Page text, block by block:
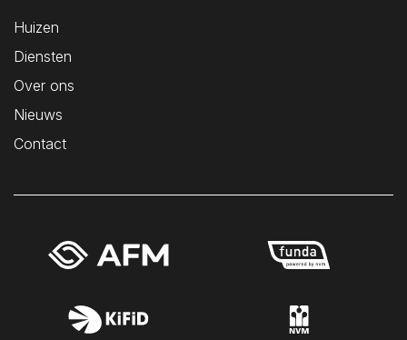
Huizen
Diensten
Over ons
Nieuws
Contact
Sint Philipsland
Sint-Annaland
Sint-Maartensdijk
Sirjansland